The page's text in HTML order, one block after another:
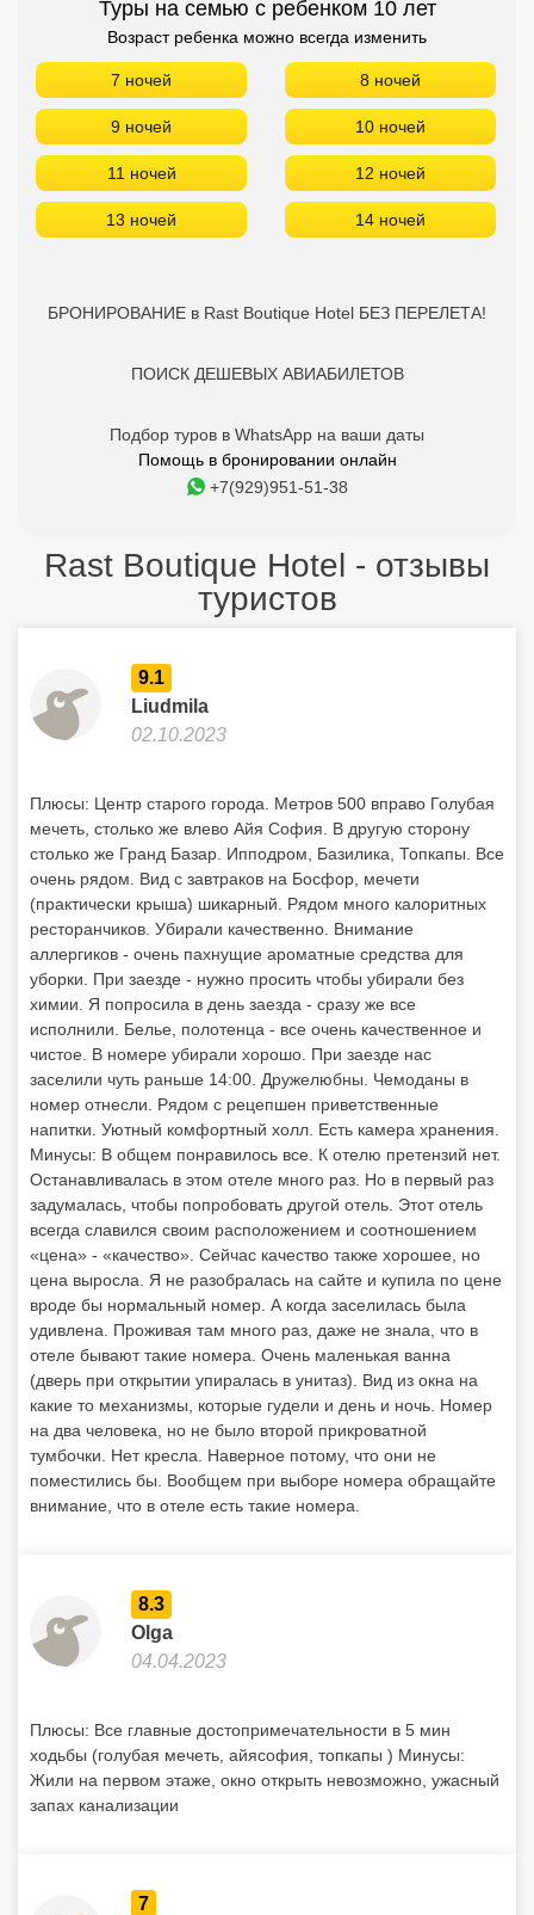
Туры на семью с ребенком 10 лет
Возраст ребенка можно всегда изменить
7 ночей 8 ночей
9 ночей 10 ночей
11 ночей 12 ночей
13 ночей 14 ночей
БРОНИРОВАНИЕ в Rast Boutique Hotel БЕЗ ПЕРЕЛЕТА!
ПОИСК ДЕШЕВЫХ АВИАБИЛЕТОВ
Подбор туров в WhatsApp на ваши даты
Помощь в бронировании онлайн
+7(929)951-51-38
Rast Boutique Hotel - отзывы
туристов
9.1
Liudmila
02.10.2023
Плюсы: Центр старого города. Метров 500 вправо Голубая
мечеть, столько же влево Айя София. В другую сторону
столько же Гранд Базар. Ипподром, Базилика, Топкапы. Все
очень рядом. Вид с завтраков на Босфор, мечети
(практически крыша) шикарный. Рядом много калоритных
ресторанчиков. Убирали качественно. Внимание
аллергиков - очень пахнущие ароматные средства для
уборки. При заезде - нужно просить чтобы убирали без
химии. Я попросила в день заезда - сразу же все
исполнили. Белье, полотенца - все очень качественное и
чистое. В номере убирали хорошо. При заезде нас
заселили чуть раньше 14:00. Дружелюбны. Чемоданы в
номер отнесли. Рядом с рецепшен приветственные
напитки. Уютный комфортный холл. Есть камера хранения.
Минусы: В общем понравилось все. К отелю претензий нет.
Останавливалась в этом отеле много раз. Но в первый раз
задумалась, чтобы попробовать другой отель. Этот отель
всегда славился своим расположением и соотношением
«цена» - «качество». Сейчас качество также хорошее, но
цена выросла. Я не разобралась на сайте и купила по цене
вроде бы нормальный номер. А когда заселилась была
удивлена. Проживая там много раз, даже не знала, что в
отеле бывают такие номера. Очень маленькая ванна
(дверь при открытии упиралась в унитаз). Вид из окна на
какие то механизмы, которые гудели и день и ночь. Номер
на два человека, но не было второй прикроватной
тумбочки. Нет кресла. Наверное потому, что они не
поместились бы. Вообщем при выборе номера обращайте
внимание, что в отеле есть такие номера.
8.3
Olga
04.04.2023
Плюсы: Все главные достопримечательности в 5 мин
ходьбы (голубая мечеть, айясофия, топкапы ) Минусы:
Жили на первом этаже, окно открыть невозможно, ужасный
запах канализации
7